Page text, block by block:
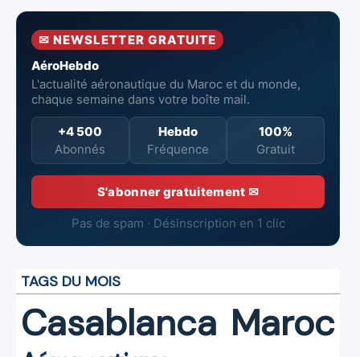
l’Aéroport
Mohammed V
✉ NEWSLETTER GRATUITE
AéroHebdo
L'actualité aéronautique du Maroc et du monde,
chaque semaine dans votre boîte mail.
+4 500
Abonnés
Hebdo
Fréquence
100%
Gratuit
S'abonner gratuitement ✉
Pas de spam · Désinscription en 1 clic
TAGS DU MOIS
Casablanca Maroc